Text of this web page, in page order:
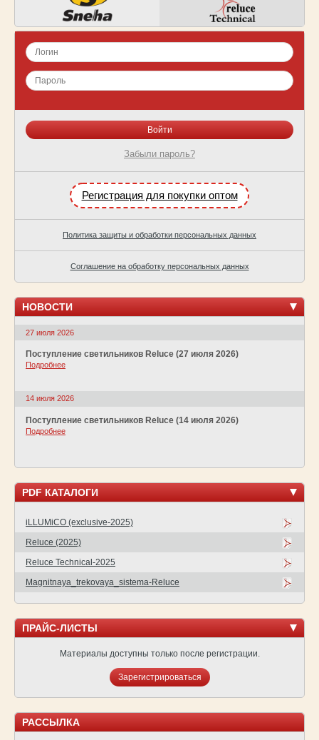
Забыли пароль?
Регистрация для покупки оптом
Политика защиты и обработки персональных данных
Соглашение на обработку персональных данных
НОВОСТИ
27 июля 2026
Поступление светильников Reluce (27 июля 2026)
Подробнее
14 июля 2026
Поступление светильников Reluce (14 июля 2026)
Подробнее
PDF КАТАЛОГИ
iLLUMiCO (exclusive-2025)
Reluce (2025)
Reluce Technical-2025
Magnitnaya_trekovaya_sistema-Reluce
ПРАЙС-ЛИСТЫ
Материалы доступны только после регистрации.
Зарегистрироваться
РАССЫЛКА